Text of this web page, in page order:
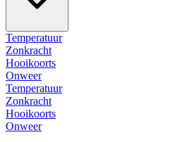
Temperatuur
Zonkracht
Hooikoorts
Onweer
Temperatuur
Zonkracht
Hooikoorts
Onweer